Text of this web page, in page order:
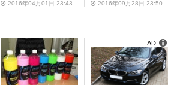
2016年04月01日 23:43 2016年09月28日 23:50
AD